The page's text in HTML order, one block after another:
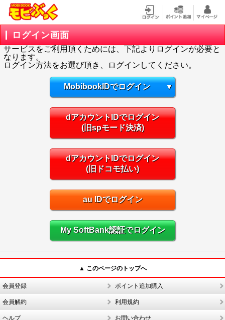
ログイン画面
サービスをご利用頂くためには、下記よりログインが必要と
なります。
ログイン方法をお選び頂き、ログインしてください。
MobibookIDでログイン ▼
dアカウントIDでログイン
(旧spモード決済)
dアカウントIDでログイン
(旧ドコモ払い)
au IDでログイン
My SoftBank認証でログイン
▲ このページのトップへ
会員登録 ポイント追加購入
会員解約 利用規約
ヘルプ お問い合わせ